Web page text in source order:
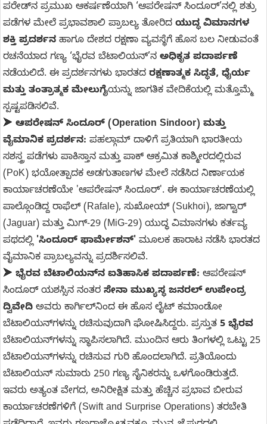
ಪರೇಡ್‌ನ ಪ್ರಮುಖ ಆಕರ್ಷಣೆಯಾಗಿ ‘ಆಪರೇಷನ್ ಸಿಂದೂರ್’ನಲ್ಲಿ ಶತ್ರು
ಪಡೆಗಳ ಮೇಲೆ ಪ್ರಭಾವಶಾಲಿ ಪ್ರಾಬಲ್ಯ ತೋರಿದ ಯುದ್ಧ ವಿಮಾನಗಳ
ಶಕ್ತಿ ಪ್ರದರ್ಶನ ಹಾಗೂ ದೇಶದ ರಕ್ಷಣಾ ವ್ಯವಸ್ಥೆಗೆ ಹೊಸ ಬಲ ನೀಡುವಂತೆ
ರಚನೆಯಾದ ಗಣ್ಯ ‘ಭೈರವ ಬೆಟಾಲಿಯನ್’ನ ಅಧಿಕೃತ ಪದಾರ್ಪಣೆ
ನಡೆಯಲಿದೆ. ಈ ಪ್ರದರ್ಶನಗಳು ಭಾರತದ ರಕ್ಷಣಾತ್ಮಕ ಸಿದ್ಧತೆ, ಧೈರ್ಯ
ಮತ್ತು ತಂತ್ರಾತ್ಮಕ ಮೇಲುಗೈಯನ್ನು ಜಾಗತಿಕ ವೇದಿಕೆಯಲ್ಲಿ ಮತ್ತೊಮ್ಮೆ
ಸ್ಪಷ್ಟಪಡಿಸಲಿವೆ.
➤ ಆಪರೇಷನ್ ಸಿಂದೂರ್ (Operation Sindoor) ಮತ್ತು
ವೈಮಾನಿಕ ಪ್ರದರ್ಶನ: ಪಹಲ್ಗಾಮ್ ದಾಳಿಗೆ ಪ್ರತಿಯಾಗಿ ಭಾರತೀಯ
ಸಶಸ್ತ್ರ ಪಡೆಗಳು ಪಾಕಿಸ್ತಾನ ಮತ್ತು ಪಾಕ್ ಆಕ್ರಮಿತ ಕಾಶ್ಮೀರದಲ್ಲಿರುವ
(PoK) ಭಯೋತ್ಪಾದಕ ಅಡಗುತಾಣಗಳ ಮೇಲೆ ನಡೆಸಿದ ನಿರ್ಣಾಯಕ
ಕಾರ್ಯಾಚರಣೆಯೇ 'ಆಪರೇಷನ್ ಸಿಂದೂರ್'. ಈ ಕಾರ್ಯಾಚರಣೆಯಲ್ಲಿ
ಪಾಲ್ಗೊಂಡಿದ್ದ ರಾಫೆಲ್ (Rafale), ಸುಖೋಯ್ (Sukhoi), ಜಾಗ್ವಾರ್
(Jaguar) ಮತ್ತು ಮಿಗ್-29 (MiG-29) ಯುದ್ಧ ವಿಮಾನಗಳು ಕರ್ತವ್ಯ
ಪಥದಲ್ಲಿ 'ಸಿಂದೂರ್ ಫಾರ್ಮೇಶನ್' ಮೂಲಕ ಹಾರಾಟ ನಡೆಸಿ ಭಾರತದ
ವೈಮಾನಿಕ ಪ್ರಾಬಲ್ಯವನ್ನು ಪ್ರದರ್ಶಿಸಲಿವೆ.
➤ ಭೈರವ ಬೆಟಾಲಿಯನ್‌ನ ಐತಿಹಾಸಿಕ ಪದಾರ್ಪಣೆ: ಆಪರೇಷನ್
ಸಿಂದೂರ್ ಯಶಸ್ಸಿನ ನಂತರ ಸೇನಾ ಮುಖ್ಯಸ್ಥ ಜನರಲ್ ಉಪೇಂದ್ರ
ದ್ವಿವೇದಿ ಅವರು ಕಾರ್ಗಿಲ್‌ನಿಂದ ಈ ಹೊಸ ಲೈಟ್ ಕಮಾಂಡೋ
ಬೆಟಾಲಿಯನ್‌ಗಳನ್ನು ರಚಿಸುವುದಾಗಿ ಘೋಷಿಸಿದ್ದರು. ಪ್ರಸ್ತುತ 5 ಭೈರವ
ಬೆಟಾಲಿಯನ್‌ಗಳನ್ನು ಸ್ಥಾಪಿಸಲಾಗಿದೆ. ಮುಂದಿನ ಆರು ತಿಂಗಳಲ್ಲಿ ಒಟ್ಟು 25
ಬೆಟಾಲಿಯನ್‌ಗಳನ್ನು ರಚಿಸುವ ಗುರಿ ಹೊಂದಲಾಗಿದೆ. ಪ್ರತಿಯೊಂದು
ಬೆಟಾಲಿಯನ್ ಸುಮಾರು 250 ಗಣ್ಯ ಸೈನಿಕರನ್ನು ಒಳಗೊಂಡಿರುತ್ತದೆ.
ಇವರು ಅತ್ಯಂತ ವೇಗದ, ಅನಿರೀಕ್ಷಿತ ಮತ್ತು ಹೆಚ್ಚಿನ ಪ್ರಭಾವ ಬೀರುವ
ಕಾರ್ಯಾಚರಣೆಗಳಿಗೆ (Swift and Surprise Operations) ತರಬೇತಿ